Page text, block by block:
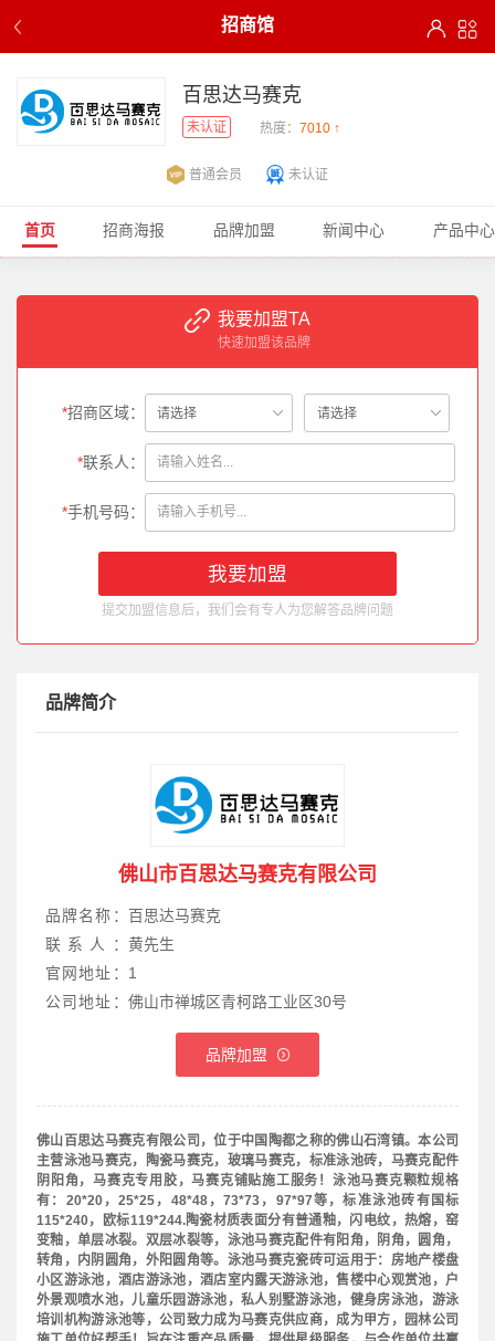
招商馆
百思达马赛克
未认证 热度： 7010 ↑
普通会员 未认证
首页 招商海报 品牌加盟 新闻中心 产品中心
我要加盟TA
快速加盟该品牌
*招商区域：
*联系人：
*手机号码：
提交加盟信息后，我们会有专人为您解答品牌问题
品牌简介
佛山市百思达马赛克有限公司
品牌名称： 百思达马赛克
联系人： 黄先生
官网地址： 1
公司地址： 佛山市禅城区青柯路工业区30号
品牌加盟
佛山百思达马赛克有限公司，位于中国陶都之称的佛山石湾镇。本公司
主营泳池马赛克，陶瓷马赛克，玻璃马赛克，标准泳池砖，马赛克配件
阴阳角，马赛克专用胶，马赛克铺贴施工服务！泳池马赛克颗粒规格
有：20*20，25*25，48*48，73*73，97*97等，标准泳池砖有国标
115*240，欧标119*244.陶瓷材质表面分有普通釉，闪电纹，热熔，窑
变釉，单层冰裂。双层冰裂等，泳池马赛克配件有阳角，阴角，圆角，
转角，内阴圆角，外阳圆角等。泳池马赛克瓷砖可运用于：房地产楼盘
小区游泳池，酒店游泳池，酒店室内露天游泳池，售楼中心观赏池，户
外景观喷水池，儿童乐园游泳池，私人别墅游泳池，健身房泳池，游泳
培训机构游泳池等，公司致力成为马赛克供应商，成为甲方，园林公司